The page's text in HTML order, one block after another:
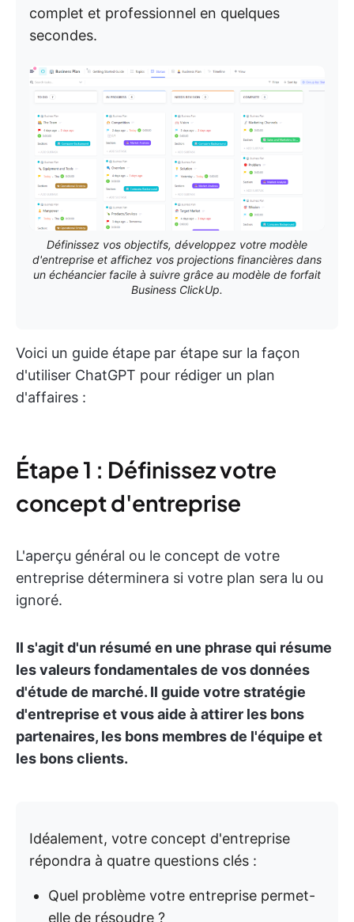
complet et professionnel en quelques
secondes.
Définissez vos objectifs, développez votre modèle
d'entreprise et affichez vos projections financières dans
un échéancier facile à suivre grâce au modèle de forfait
Business ClickUp.
Voici un guide étape par étape sur la façon
d'utiliser ChatGPT pour rédiger un plan
d'affaires :
Étape 1 : Définissez votre
concept d'entreprise
L'aperçu général ou le concept de votre
entreprise déterminera si votre plan sera lu ou
ignoré.
Il s'agit d'un résumé en une phrase qui résume
les valeurs fondamentales de vos données
d'étude de marché. Il guide votre stratégie
d'entreprise et vous aide à attirer les bons
partenaires, les bons membres de l'équipe et
les bons clients.
Idéalement, votre concept d'entreprise
répondra à quatre questions clés :
Quel problème votre entreprise permet-
elle de résoudre ?